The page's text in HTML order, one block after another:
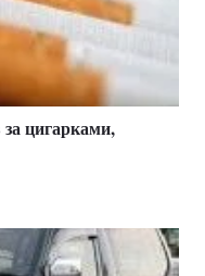
цигарками,